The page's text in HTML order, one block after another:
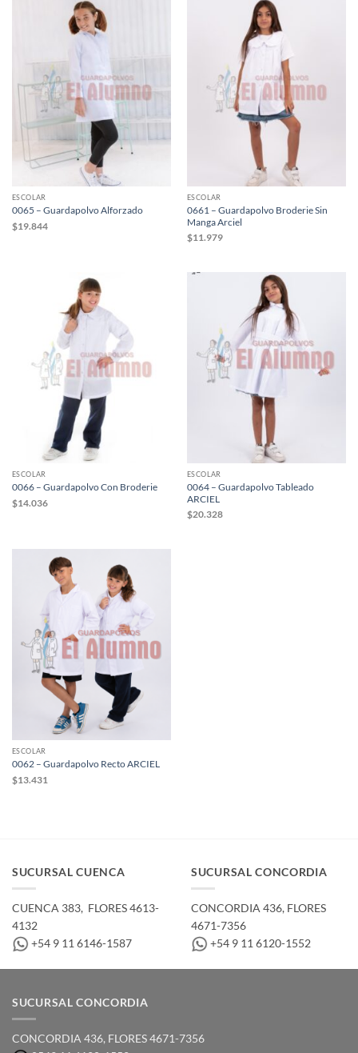
ESCOLAR
0065 – Guardapolvo Alforzado
$19.844
ESCOLAR
0661 – Guardapolvo Broderie Sin
Manga Arciel
$11.979
ESCOLAR
0066 – Guardapolvo Con Broderie
$14.036
ESCOLAR
0064 – Guardapolvo Tableado
ARCIEL
$20.328
ESCOLAR
0062 – Guardapolvo Recto ARCIEL
$13.431
SUCURSAL CUENCA
CUENCA 383, ­ FLORES 4613-
4132
+54 9 11 6146-1587
SUCURSAL CONCORDIA
CONCORDIA 436,­ FLORES
4671-7356
+54 9 11 6120-1552
SUCURSAL CONCORDIA
CONCORDIA 436,­ FLORES 4671-7356